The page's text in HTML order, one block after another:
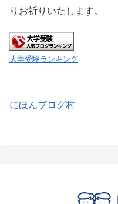
りお祈りいたします。
大学受験ランキング
にほんブログ村